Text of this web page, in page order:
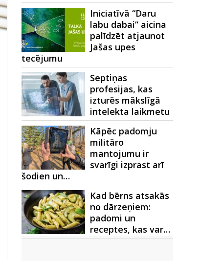
Iniciatīvā “Daru
labu dabai” aicina
palīdzēt atjaunot
Jašas upes
tecējumu
Septiņas
profesijas, kas
izturēs mākslīgā
intelekta laikmetu
Kāpēc padomju
militāro
mantojumu ir
svarīgi izprast arī
šodien un…
Kad bērns atsakās
no dārzeņiem:
padomi un
receptes, kas var…